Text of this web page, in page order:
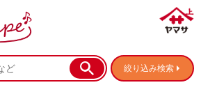
絞り込み検索